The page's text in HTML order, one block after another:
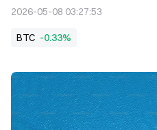
2026-05-08 03:27:53
BTC -0.33%